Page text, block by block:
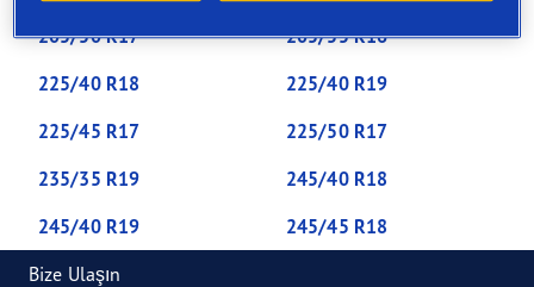
205/50 R17
205/55 R16
225/40 R18
225/40 R19
225/45 R17
225/50 R17
235/35 R19
245/40 R18
245/40 R19
245/45 R18
Bize Ulaşın